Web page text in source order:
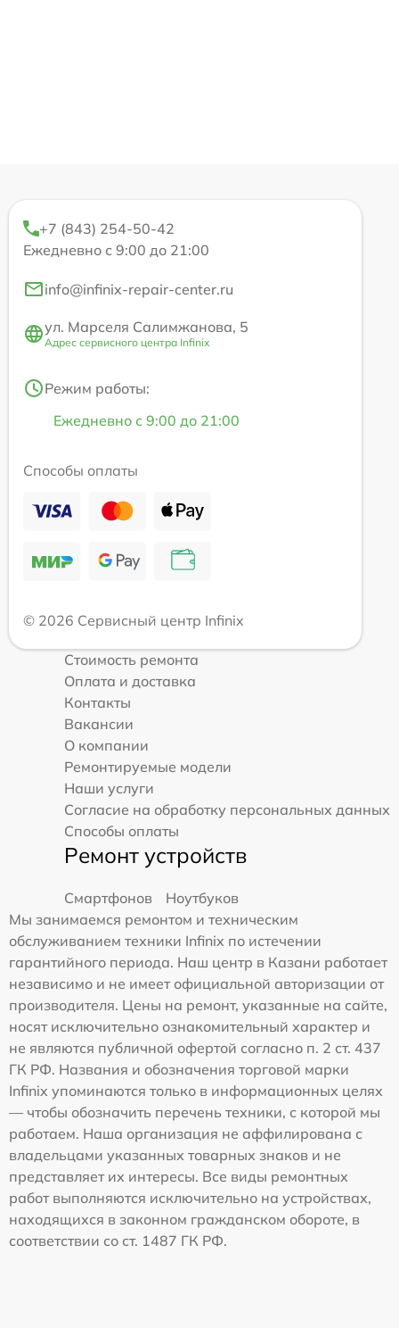
+7 (843) 254-50-42
Ежедневно с 9:00 до 21:00
info@infinix-repair-center.ru
ул. Марселя Салимжанова, 5
Адрес сервисного центра Infinix
Режим работы:
Ежедневно с 9:00 до 21:00
Способы оплаты
© 2026 Сервисный центр Infinix
Стоимость ремонта
Оплата и доставка
Контакты
Вакансии
О компании
Ремонтируемые модели
Наши услуги
Согласие на обработку персональных данных
Способы оплаты
Ремонт устройств
Смартфонов
Ноутбуков
Мы занимаемся ремонтом и техническим
обслуживанием техники Infinix по истечении
гарантийного периода. Наш центр в Казани работает
независимо и не имеет официальной авторизации от
производителя. Цены на ремонт, указанные на сайте,
носят исключительно ознакомительный характер и
не являются публичной офертой согласно п. 2 ст. 437
ГК РФ. Названия и обозначения торговой марки
Infinix упоминаются только в информационных целях
— чтобы обозначить перечень техники, с которой мы
работаем. Наша организация не аффилирована с
владельцами указанных товарных знаков и не
представляет их интересы. Все виды ремонтных
работ выполняются исключительно на устройствах,
находящихся в законном гражданском обороте, в
соответствии со ст. 1487 ГК РФ.